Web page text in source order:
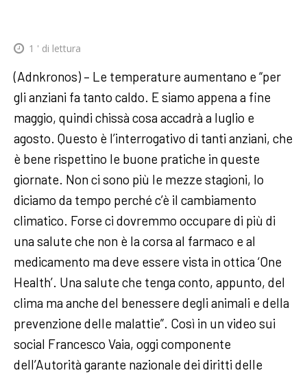
1 ' di lettura
(Adnkronos) – Le temperature aumentano e “per
gli anziani fa tanto caldo. E siamo appena a fine
maggio, quindi chissà cosa accadrà a luglio e
agosto. Questo è l’interrogativo di tanti anziani, che
è bene rispettino le buone pratiche in queste
giornate. Non ci sono più le mezze stagioni, lo
diciamo da tempo perché c’è il cambiamento
climatico. Forse ci dovremmo occupare di più di
una salute che non è la corsa al farmaco e al
medicamento ma deve essere vista in ottica ‘One
Health’. Una salute che tenga conto, appunto, del
clima ma anche del benessere degli animali e della
prevenzione delle malattie”. Così in un video sui
social Francesco Vaia, oggi componente
dell’Autorità garante nazionale dei diritti delle